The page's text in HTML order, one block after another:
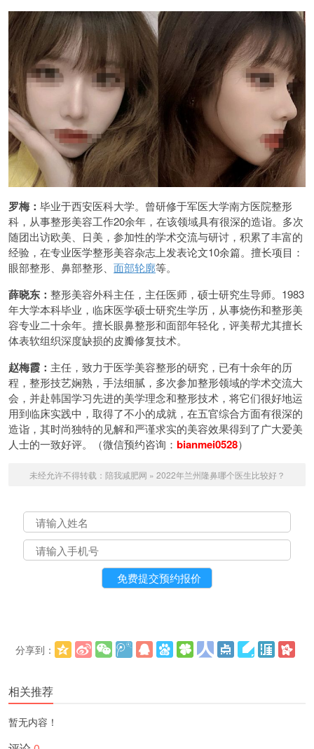
罗梅： 毕业于西安医科大学。曾研修于军医大学南方医院整形
科，从事整形美容工作20余年，在该领域具有很深的造诣。多次
随团出访欧美、日美，参加性的学术交流与研讨，积累了丰富的
经验，在专业医学整形美容杂志上发表论文10余篇。擅长项目：
眼部整形、鼻部整形、 面部轮廓等。
薛晓东： 整形美容外科主任，主任医师，硕士研究生导师。1983
年大学本科毕业，临床医学硕士研究生学历，从事烧伤和整形美
容专业二十余年。擅长眼鼻整形和面部年轻化，评美帮尤其擅长
体表软组织深度缺损的皮瓣修复技术。
赵梅霞： 主任，致力于医学美容整形的研究，已有十余年的历
程，整形技艺娴熟，手法细腻，多次参加整形领域的学术交流大
会，并赴韩国学习先进的美学理念和整形技术，将它们很好地运
用到临床实践中，取得了不小的成就，在五官综合方面有很深的
造诣，其时尚独特的见解和严谨求实的美容效果得到了广大爱美
人士的一致好评。（微信预约咨询： bianmei0528）
未经允许不得转载： 陪我减肥网 » 2022年兰州隆鼻哪个医生比较好？
分享到：
相关推荐
暂无内容！